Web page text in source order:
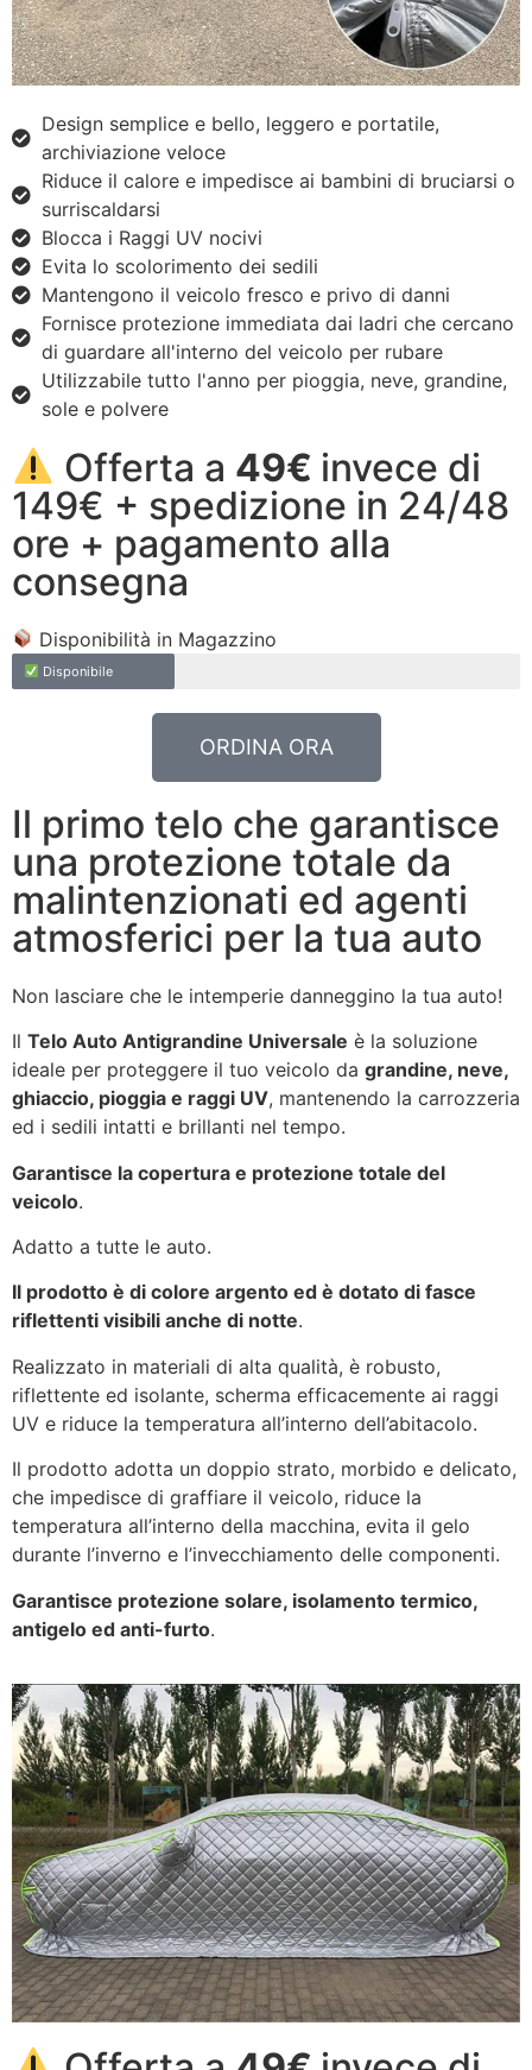
Design semplice e bello, leggero e portatile,
archiviazione veloce
Riduce il calore e impedisce ai bambini di bruciarsi o
surriscaldarsi
Blocca i Raggi UV nocivi
Evita lo scolorimento dei sedili
Mantengono il veicolo fresco e privo di danni
Fornisce protezione immediata dai ladri che cercano
di guardare all'interno del veicolo per rubare
Utilizzabile tutto l'anno per pioggia, neve, grandine,
sole e polvere
Offerta a 49€ invece di
149€ + spedizione in 24/48
ore + pagamento alla
consegna
Disponibilità in Magazzino
Disponibile
ORDINA ORA
Il primo telo che garantisce
una protezione totale da
malintenzionati ed agenti
atmosferici per la tua auto
Non lasciare che le intemperie danneggino la tua auto!
Il Telo Auto Antigrandine Universale è la soluzione
ideale per proteggere il tuo veicolo da grandine, neve,
ghiaccio, pioggia e raggi UV, mantenendo la carrozzeria
ed i sedili intatti e brillanti nel tempo.
Garantisce la copertura e protezione totale del
veicolo.
Adatto a tutte le auto.
Il prodotto è di colore argento ed è dotato di fasce
riflettenti visibili anche di notte.
Realizzato in materiali di alta qualità, è robusto,
riflettente ed isolante, scherma efficacemente ai raggi
UV e riduce la temperatura all’interno dell’abitacolo.
Il prodotto adotta un doppio strato, morbido e delicato,
che impedisce di graffiare il veicolo, riduce la
temperatura all’interno della macchina, evita il gelo
durante l’inverno e l’invecchiamento delle componenti.
Garantisce protezione solare, isolamento termico,
antigelo ed anti-furto.